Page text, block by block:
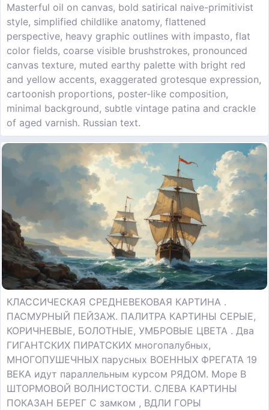
Masterful oil on canvas, bold satirical naive-primitivist
style, simplified childlike anatomy, flattened
perspective, heavy graphic outlines with impasto, flat
color fields, coarse visible brushstrokes, pronounced
canvas texture, muted earthy palette with bright red
and yellow accents, exaggerated grotesque expression,
cartoonish proportions, poster-like composition,
minimal background, subtle vintage patina and crackle
of aged varnish. Russian text.
КЛАССИЧЕСКАЯ СРЕДНЕВЕКОВАЯ КАРТИНА .
ПАСМУРНЫЙ ПЕЙЗАЖ. ПАЛИТРА КАРТИНЫ СЕРЫЕ,
КОРИЧНЕВЫЕ, БОЛОТНЫЕ, УМБРОВЫЕ ЦВЕТА . Два
ГИГАНТСКИХ ПИРАТСКИХ многопалубных,
МНОГОПУШЕЧНЫХ парусных ВОЕННЫХ ФРЕГАТА 19
ВЕКА идут параллельным курсом РЯДОМ. Море В
ШТОРМОВОЙ ВОЛНИСТОСТИ. СЛЕВА КАРТИНЫ
ПОКАЗАН БЕРЕГ С замком , ВДЛИ ГОРЫ